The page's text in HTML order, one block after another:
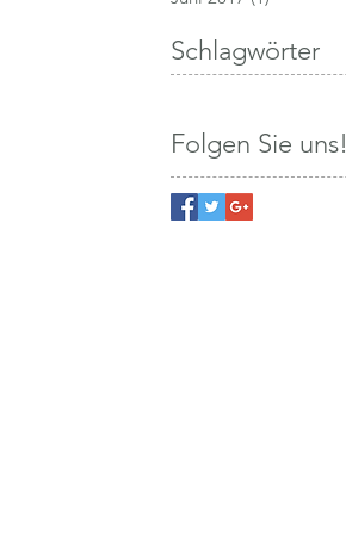
Schlagwörter
Folgen Sie uns!